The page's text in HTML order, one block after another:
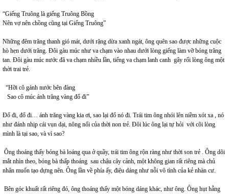
“Giếng Truông là giếng Truông Bồng
Nên vợ nên chồng cũng tại Giếng Truông”
Những đêm trăng thanh gió mát, dưới rặng dừa xanh ngát, ông quên sao được những cuộc
hò hẹn dưới trăng. Đôi gàu múc như va chạm vào nhau dưới lòng giếng làm vỡ bóng trăng
tan. Đôi gàu múc nước đã va chạm nhiều lần, tiếng va chạm lanh canh gây rối lòng ông một
thời trai trẻ.
“Hỡi cô gánh nước bên đàng
Sao cô múc ánh trăng vàng đổ đi”
Đổ đi, đổ đi… ánh trăng vàng kia ơi, sao lại đổ nó đi. Trái tim ông nhói lên niềm xót xa , nó
như đánh nhịp cái vụn dại, nông nổi của thời non trẻ. Đôi lúc ông lại tự hỏi với cõi lòng
mình là tại sao, và vì sao?
Ông thoáng thấy bóng bà loáng qua ở quầy, trái tim ông rộn ràng như thời son trẻ . Ông dõi
mắt nhìn theo, bóng bà thấp thoáng sau chậu cây cảnh, một không gian rất riêng mà chủ
nhân muốn tạo dựng nên. Ông lần về phía ấy, điệu dáng như nỗi vô tình của kẻ nhàn cư.
Bên góc khuất rất riêng đó, ông thoáng thấy một bóng dáng khác, như ông. Ông hụt hẫng